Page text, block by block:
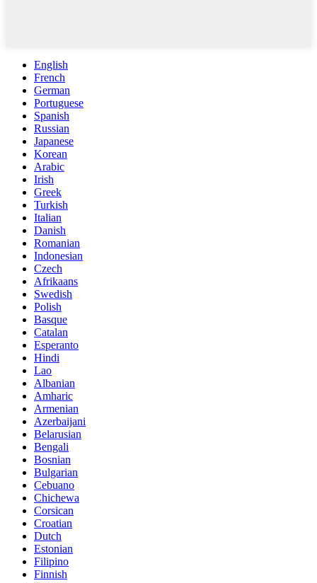
English
French
German
Portuguese
Spanish
Russian
Japanese
Korean
Arabic
Irish
Greek
Turkish
Italian
Danish
Romanian
Indonesian
Czech
Afrikaans
Swedish
Polish
Basque
Catalan
Esperanto
Hindi
Lao
Albanian
Amharic
Armenian
Azerbaijani
Belarusian
Bengali
Bosnian
Bulgarian
Cebuano
Chichewa
Corsican
Croatian
Dutch
Estonian
Filipino
Finnish